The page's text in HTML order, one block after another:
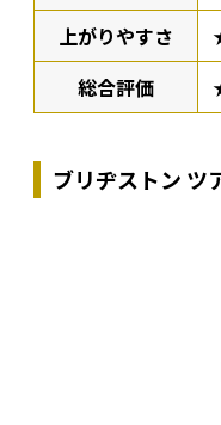
上がりやすさ
総合評価
ブリヂストン ツ